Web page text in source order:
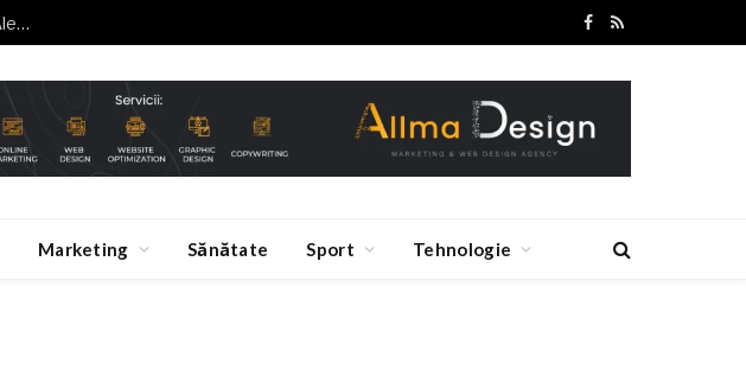
Buzoianu (USR): Grindeanu nu știe cum să obțină majoritatea. Alegeri anticipate, o necesitate
Facebook
RSS
Marketing Sănătate Sport Tehnologie